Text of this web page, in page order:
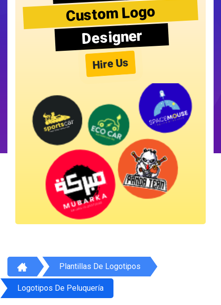
Custom Logo
Designer
Hire Us
Plantillas De Logotipos
Logotipos De Peluquería